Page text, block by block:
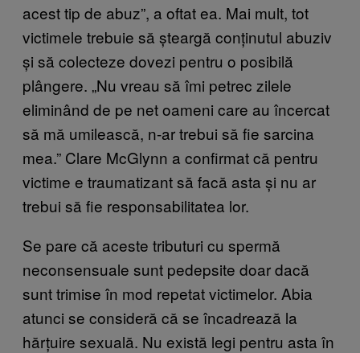
acest tip de abuz”, a oftat ea. Mai mult, tot
victimele trebuie să șteargă conținutul abuziv
și să colecteze dovezi pentru o posibilă
plângere. „Nu vreau să îmi petrec zilele
eliminând de pe net oameni care au încercat
să mă umilească, n-ar trebui să fie sarcina
mea.” Clare McGlynn a confirmat că pentru
victime e traumatizant să facă asta și nu ar
trebui să fie responsabilitatea lor.
Se pare că aceste tributuri cu spermă
neconsensuale sunt pedepsite doar dacă
sunt trimise în mod repetat victimelor. Abia
atunci se consideră că se încadrează la
hărțuire sexuală. Nu există legi pentru asta în